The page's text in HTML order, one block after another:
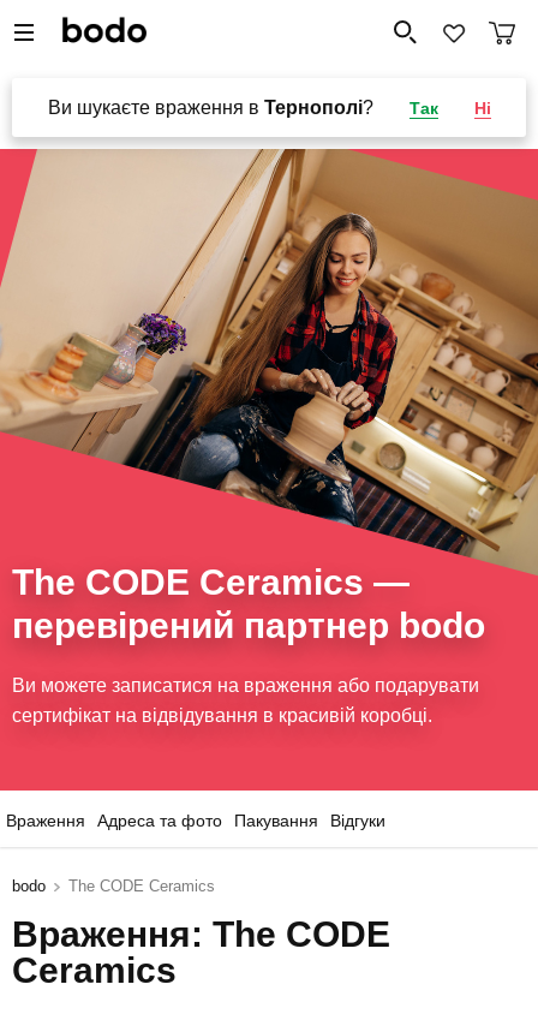
Ви шукаєте враження в Тернополі? Так Ні
The CODE Ceramics —
перевірений партнер bodo
Ви можете записатися на враження або подарувати
сертифікат на відвідування в красивій коробці.
Враження Адреса та фото Пакування Відгуки
bodo The CODE Ceramics
Враження: The CODE
Ceramics